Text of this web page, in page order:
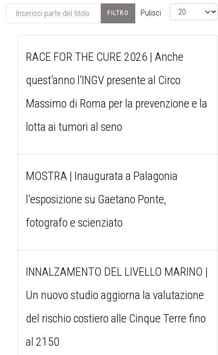
Inserisci parte del titolo FILTRO Pulisci Visualizza #
RACE FOR THE CURE 2026 | Anche
quest’anno l’INGV presente al Circo
Massimo di Roma per la prevenzione e la
lotta ai tumori al seno
MOSTRA | Inaugurata a Palagonia
l'esposizione su Gaetano Ponte,
fotografo e scienziato
INNALZAMENTO DEL LIVELLO MARINO |
Un nuovo studio aggiorna la valutazione
del rischio costiero alle Cinque Terre fino
al 2150